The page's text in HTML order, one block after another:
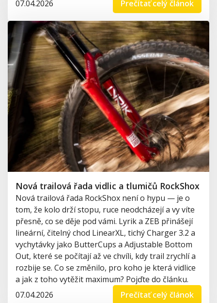
07.04.2026
Prečítať celý článok
Nová trailová řada vidlic a tlumičů RockShox
Nová trailová řada RockShox není o hypu — je o
tom, že kolo drží stopu, ruce neodcházejí a vy víte
přesně, co se děje pod vámi. Lyrik a ZEB přinášejí
lineární, čitelný chod LinearXL, tichý Charger 3.2 a
vychytávky jako ButterCups a Adjustable Bottom
Out, které se počítají až ve chvíli, kdy trail zrychlí a
rozbije se. Co se změnilo, pro koho je která vidlice
a jak z toho vytěžit maximum? Pojďte do článku.
07.04.2026
Prečítať celý článok